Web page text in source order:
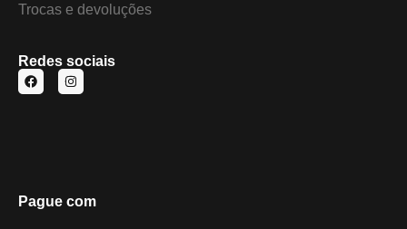
Trocas e devoluções
Redes sociais
Pague com